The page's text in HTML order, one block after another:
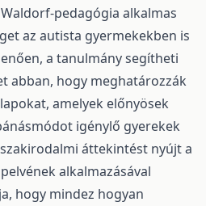
pedagógia alkalmas
az autista gyermekekben is
a tanulmány segítheti
abban, hogy meghatározzák
amelyek előnyösek
igénylő gyerekek
áttekintést nyújt a
alkalmazásával
hogy mindez hogyan